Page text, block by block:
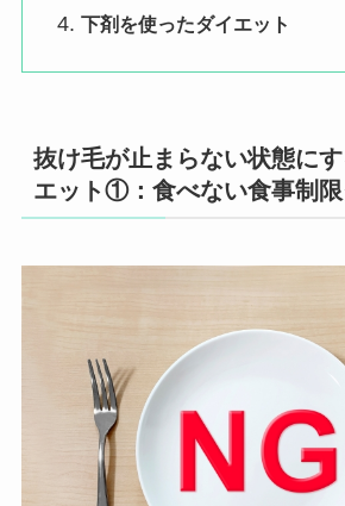
下剤を使ったダイエット
抜け毛が止まらない状態に
エット①：食べない食事制限